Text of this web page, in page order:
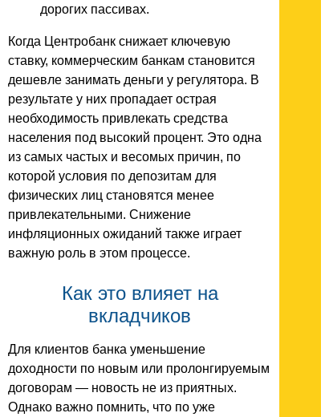
дорогих пассивах.
Когда Центробанк снижает ключевую
ставку, коммерческим банкам становится
дешевле занимать деньги у регулятора. В
результате у них пропадает острая
необходимость привлекать средства
населения под высокий процент. Это одна
из самых частых и весомых причин, по
которой условия по депозитам для
физических лиц становятся менее
привлекательными. Снижение
инфляционных ожиданий также играет
важную роль в этом процессе.
Как это влияет на
вкладчиков
Для клиентов банка уменьшение
доходности по новым или пролонгируемым
договорам — новость не из приятных.
Однако важно помнить, что по уже